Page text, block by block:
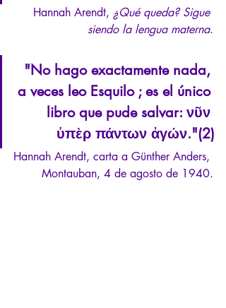
Hannah Arendt, ¿Qué queda? Sigue
siendo la lengua materna.
"No hago exactamente nada,
a veces leo Esquilo ; es el único
libro que pude salvar: νῦν
ὑπὲρ πάντων ἀγών."(2)
Hannah Arendt, carta a Günther Anders,
Montauban, 4 de agosto de 1940.